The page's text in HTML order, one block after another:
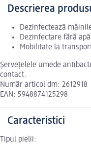
Descrierea
Dezinfectează
Dezinfectare fără
Mobilitate la
Șervețelele umede
contact.
Număr articol dm: 2612918
EAN: 5948874125298
Caracteristici
Tipul pielii: